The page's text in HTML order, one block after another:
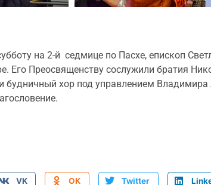
на 2-й седмице по Пасхе, епископ
Его Преосвященству сослужили братия
будничный хор под управлением
VK OK Twitter